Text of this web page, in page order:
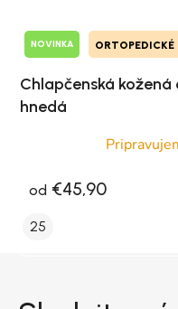
NOVINKA ORTOPEDICKÉ
Chlapčenská kožená
hnedá
od €45,90
25